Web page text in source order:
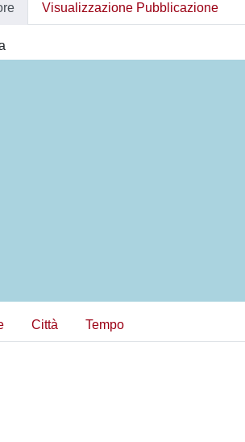
Visualizzazione Pubblicazione
Città Tempo